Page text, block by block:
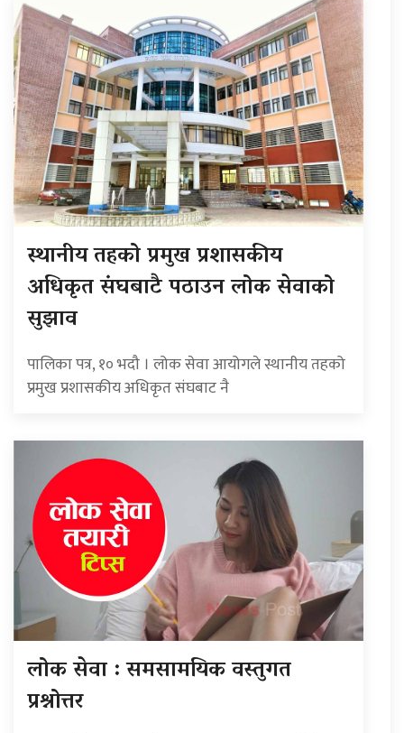
स्थानीय तहको प्रमुख प्रशासकीय
अधिकृत संघबाटै पठाउन लोक सेवाको
सुझाव
पालिका पत्र, १० भदौ । लोक सेवा आयोगले स्थानीय तहको
प्रमुख प्रशासकीय अधिकृत संघबाट नै
लोक सेवा : समसामयिक वस्तुगत
प्रश्नोत्तर